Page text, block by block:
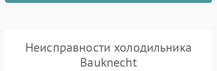
Неисправности холодильника
Bauknecht